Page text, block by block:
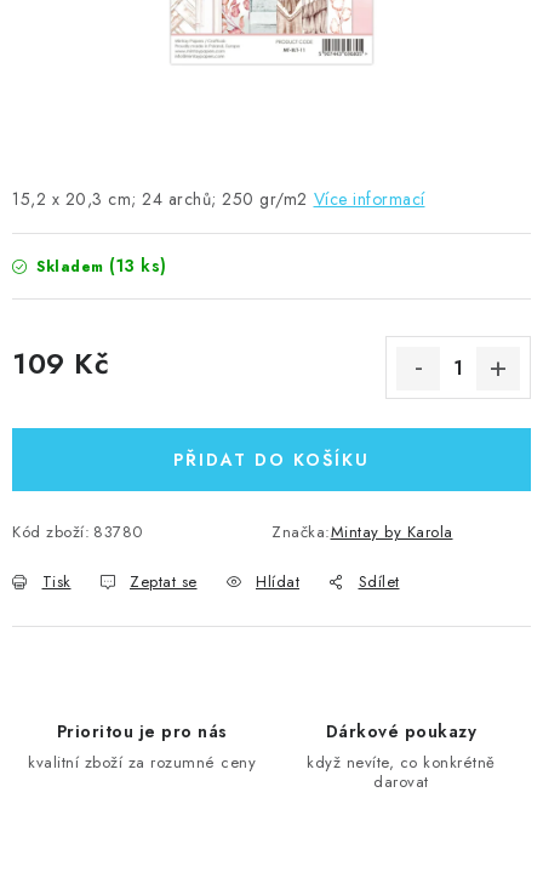
Kontakty Moje objednávka
Oblíbené ♥️
15,2 x 20,3 cm; 24 archů; 250 gr/m2 Více informací
Skladem (13 ks)
109 Kč
PŘIDAT DO KOŠÍKU
Kód zboží: 83780 Značka:Mintay by Karola
Tisk Zeptat se Hlídat Sdílet
Prioritou je pro nás
kvalitní zboží za rozumné ceny
Dárkové poukazy
když nevíte, co konkrétně
darovat